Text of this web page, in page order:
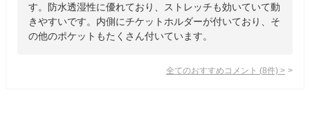
す。防水透湿性に優れており、ストレッチも効いていて動
きやすいです。内側にチケットホルダーが付いており、そ
の他のポケットもたくさん付いています。
全てのおすすめコメント (8件) >